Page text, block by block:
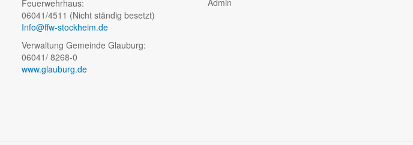
Feuerwehrhaus:
06041/4511 (Nicht ständig besetzt)
Info@ffw-stockheim.de
Verwaltung Gemeinde Glauburg:
06041/ 8268-0
www.glauburg.de
Admin